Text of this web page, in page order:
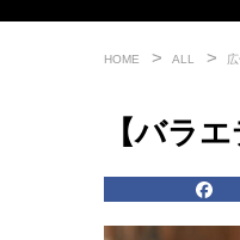
HOME ALL
【バラ